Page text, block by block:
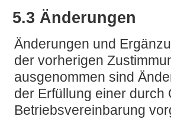
5.3 Änderungen
Änderungen und
der vorherigen
ausgenommen sind
der Erfüllung einer durch
Betriebsvereinbarung